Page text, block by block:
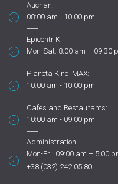
Auchan:
08:00 am - 10.00 pm
Epicentr K:
Mon-Sat: 8.00 am – 09.30
Planeta Kino IMAX:
10:00 am - 10.00 pm
Cafes and Restaurants:
10:00 am - 09.00 pm
Administration
Mon-Fri: 09:00 am – 5:00
+38 (032) 242 05 80